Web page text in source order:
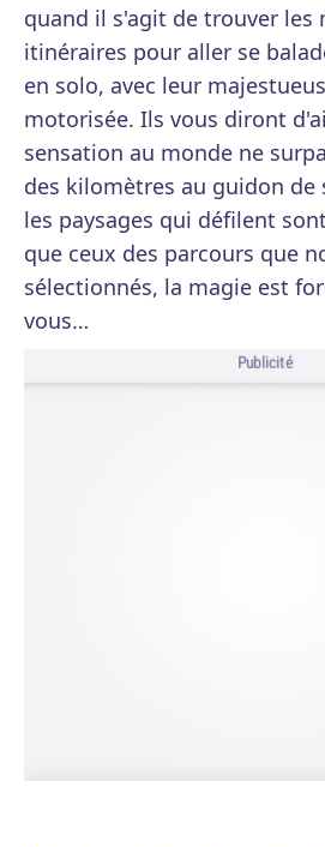
quand il s'agit de trouver les
itinéraires pour aller se
en solo, avec leur
motorisée. Ils vous diront
sensation au monde ne
des kilomètres au guidon de
les paysages qui défilent
que ceux des parcours que
sélectionnés, la magie est
vous…
Publicité